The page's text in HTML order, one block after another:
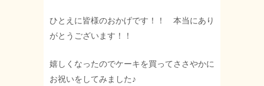
ひとえに皆様のおかげです！！ 本当にあり
がとうございます！！
嬉しくなったのでケーキを買ってささやかに
お祝いをしてみました♪